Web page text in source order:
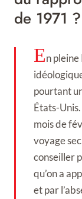
de 1971 ?
En
pourtant
États-
mois de
voyage
conseiller
qu’on a
et par